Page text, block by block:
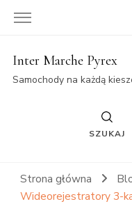
Inter Marche Pyrex
Samochody na każdą
SZUKAJ
Strona główna
Wideorejestratory 3-